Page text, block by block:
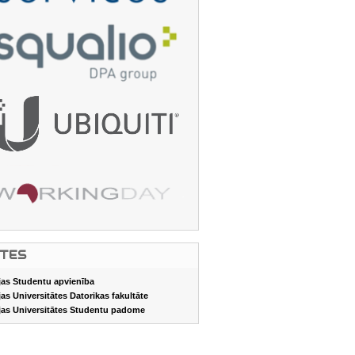
Studentu apvienība
Universitātes Datorikas fakultāte
Universitātes Studentu padome